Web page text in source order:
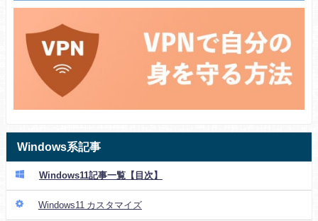
Windows系記事
Windows11記事一覧【目次】
Windows11 カスタマイズ